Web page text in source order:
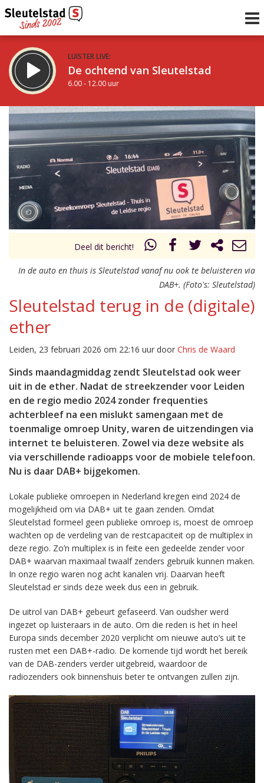
LUISTER LIVE:
De ochtend van Sleutelstad
6.00 - 12.00 uur
STRAKS:
De middag van Sleutelstad
12.00 - 18.00 uur
Vorig uur
uur 1 van 0 Volgend uur
Deel dit bericht!
In de auto en thuis is Sleutelstad vanaf nu ook te beluisteren via
DAB+. (Foto's: Sleutelstad)
Sleutelstad terug in de (digitale)
ether
Leiden, 23 februari 2026 om 22:16 uur door Chris de Waard
Sinds maandagmiddag zendt Sleutelstad ook weer
uit in de ether. Nadat de streekzender voor Leiden
en de regio medio 2024 zonder frequenties
achterbleef na een mislukt samengaan met de
toenmalige omroep Unity, waren de uitzendingen via
internet te beluisteren. Zowel via deze website als
via verschillende radioapps voor de mobiele telefoon.
Nu is daar DAB+ bijgekomen.
Lokale publieke omroepen in Nederland kregen eind 2024 de
mogelijkheid om via DAB+ uit te gaan zenden. Omdat
Sleutelstad formeel geen publieke omroep is, moest de omroep
wachten op de verdeling van de restcapaciteit op de multiplex in
deze regio. Zo’n multiplex is in feite een gedeelde zender voor
DAB+ waarvan maximaal twaalf zenders gebruik kunnen maken.
In onze regio waren nog acht kanalen vrij. Daarvan heeft
Sleutelstad er sinds deze week dus een in gebruik.
De uitrol van DAB+ gebeurt gefaseerd. Van oudsher werd
ingezet op luisteraars in de auto. Om die reden is het in heel
Europa sinds december 2020 verplicht om nieuwe auto’s uit te
rusten met een DAB+-radio. De komende tijd wordt het bereik
van de DAB-zenders verder uitgebreid, waardoor de
radiozenders ook binnenshuis beter te ontvangen zullen zijn.